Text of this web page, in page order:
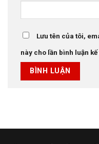
Lưu tên của tôi,
này cho lần bình luận